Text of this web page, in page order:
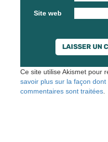
Site web
Ce site utilise Akismet pour
savoir plus sur la façon
commentaires sont traitées